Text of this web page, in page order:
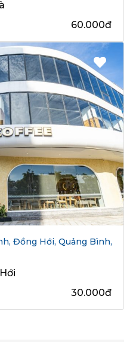
60.000đ
Đồng Hới, Quảng Bình,
30.000đ